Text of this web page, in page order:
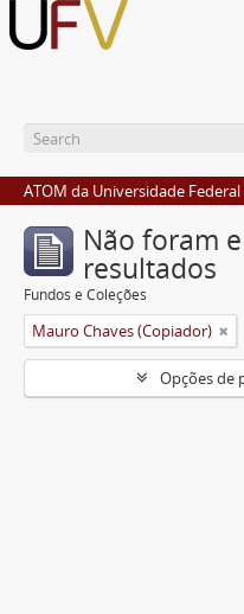
ATOM da Universidade Federal
Não foram
resultados
Fundos e Coleções
Mauro Chaves (Copiador)
Opções de